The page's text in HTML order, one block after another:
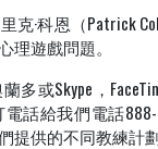
克·科恩（Patrick
理遊戲問題。
多或Skype，
電話給我們電話
提供的不同教練計